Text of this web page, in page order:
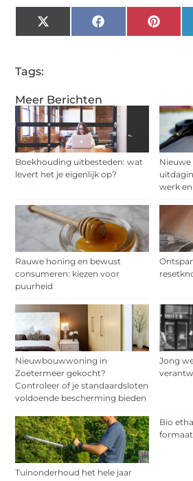
Meer Berichten
Boekhouding uitbesteden: wat
levert het je eigenlijk op?
Nieuwe
werk
Rauwe honing en bewust
consumeren: kiezen voor
puurheid
Nieuwbouwwoning in
Zoetermeer gekocht?
Controleer of je standaardsloten
voldoende bescherming bieden
Jong
Tuinonderhoud het hele jaar
Bio
X
(Twitter)
Facebook
Tags: